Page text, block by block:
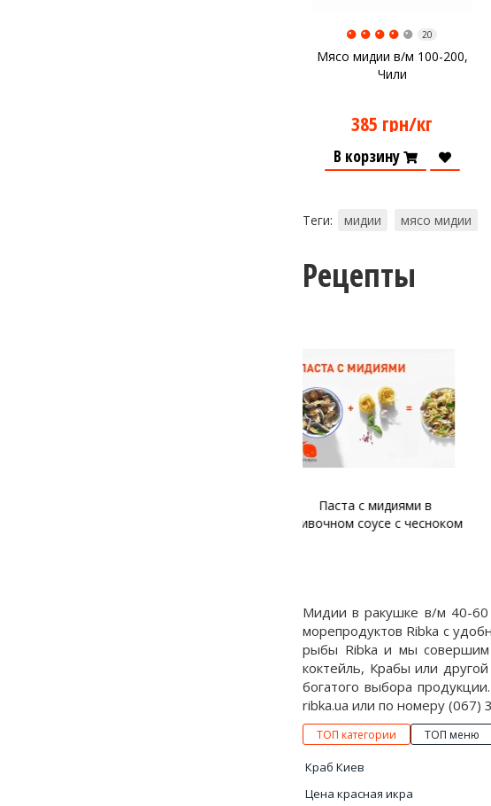
Мясо мидии в/м 100-200,
Чили
20
385 грн/кг
В корзину
Теги: мидии мясо мидии
Рецепты
Жюльен с морепродуктами
Мидии в ракушке в/м 40-60
морепродуктов Ribka с
рыбы Ribka и мы совершим
коктейль, Крабы или
богатого выбора
ribka.ua или по номеру (067)
ТОП категории ТОП меню
Краб Киев
Цена красная икра